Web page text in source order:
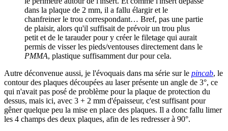
dans la plaque de 2 mm, il a fallu élargir et le
chanfreiner le trou correspondant… Bref, pas une partie
de plaisir, alors qu'il suffisait de prévoir un trou plus
petit et de le tarauder pour y créer le filetage qui aurait
permis de visser les pieds/ventouses directement dans le
PMMA, plastique suffisamment dur pour cela.
Autre déconvenue aussi, je l'évoquais dans ma série sur le pincab, le
contour des plaques découpées au laser présente un angle de 3°, ce
qui n'avait pas posé de problème pour la plaque de protection du
dessus, mais ici, avec 3 + 2 mm d'épaisseur, c'est suffisant pour
gêner quelque peu la mise en place des plaques. Il a donc fallu limer
les 4 champs des deux plaques, afin de les redresser à 90°.